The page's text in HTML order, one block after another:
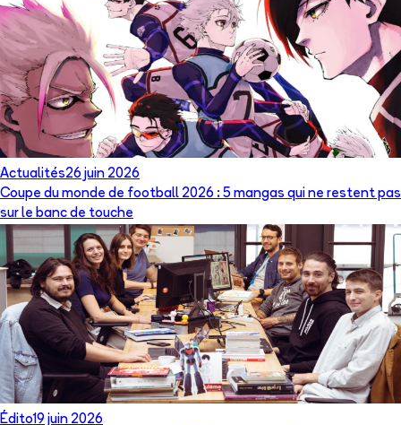
Actualités26 juin 2026
Coupe du monde de football 2026 : 5 mangas qui ne restent pas
sur le banc de touche
Édito19 juin 2026